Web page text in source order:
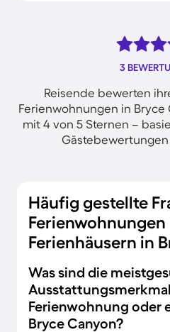
3
Reisende bewerten
Ferienwohnungen in
mit 4 von 5 Sternen –
Gästebewertungen
Häufig gestellte
Ferienwohnungen
Ferienhäusern in
Was sind die
Ferienwohnung oder
Bryce Canyon?